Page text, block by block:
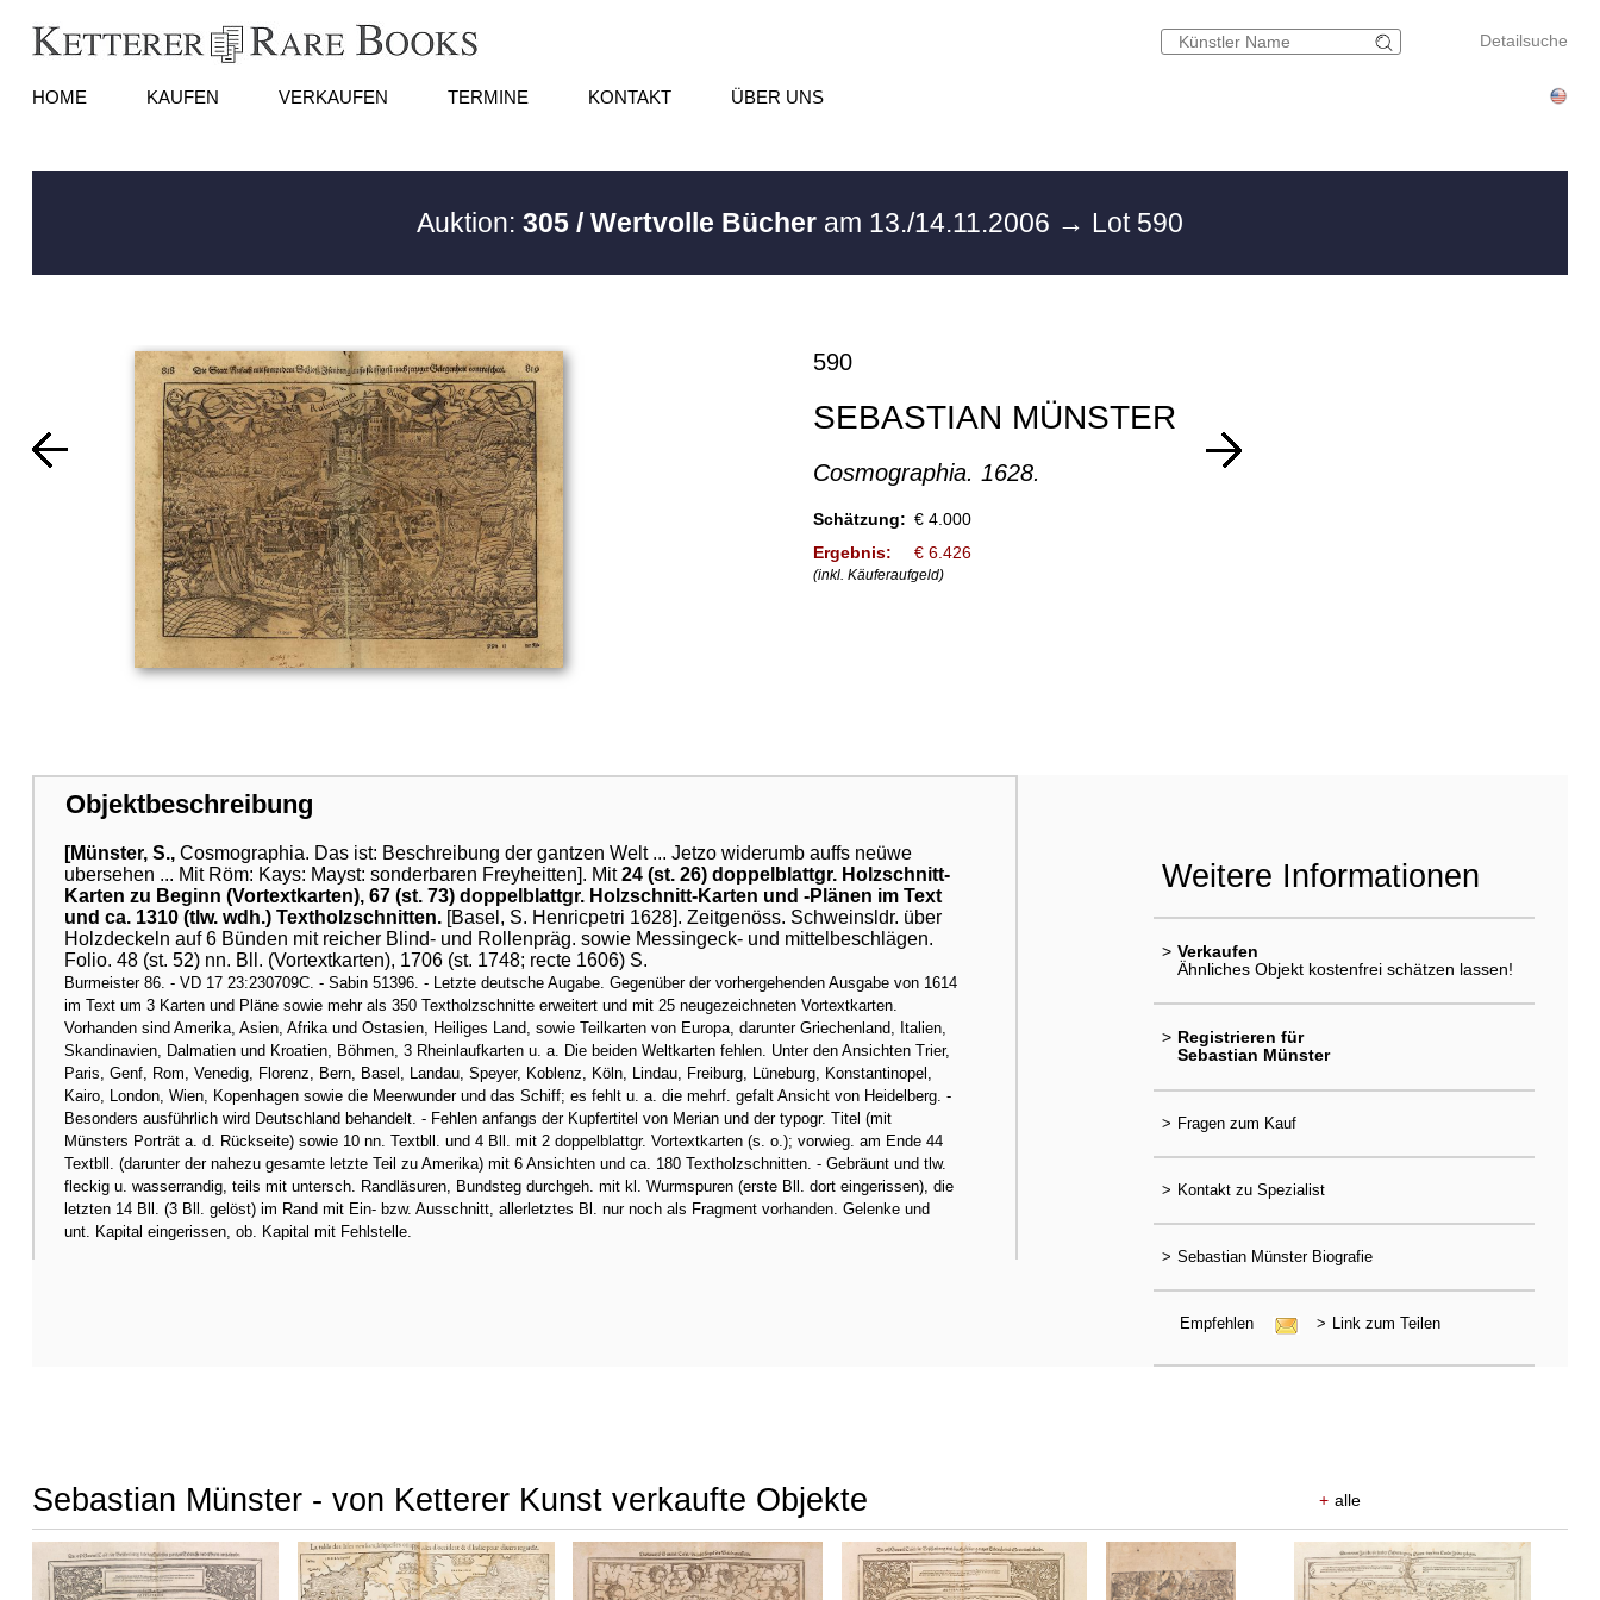
Detailsuche
HOME KAUFEN VERKAUFEN TERMINE KONTAKT ÜBER UNS
Auktion: 305 / Wertvolle Bücheram 13./14.11.2006 → Lot 590
590
SEBASTIAN MÜNSTER
Cosmographia. 1628.
Schätzung: € 4.000
Ergebnis:
€ 6.426
(inkl. Käuferaufgeld)
Objektbeschreibung
[Münster, S.,Cosmographia. Das ist: Beschreibung der gantzen Welt ... Jetzo widerumb auffs neüwe
ubersehen ... Mit Röm: Kays: Mayst: sonderbaren Freyheitten]. Mit24 (st. 26) doppelblattgr. Holzschnitt-
Karten zu Beginn (Vortextkarten), 67 (st. 73) doppelblattgr. Holzschnitt-Karten und -Plänen im Text
und ca. 1310 (tlw. wdh.) Textholzschnitten.[Basel, S. Henricpetri 1628]. Zeitgenöss. Schweinsldr. über
Holzdeckeln auf 6 Bünden mit reicher Blind- und Rollenpräg. sowie Messingeck- und mittelbeschlägen.
Folio. 48 (st. 52) nn. Bll. (Vortextkarten), 1706 (st. 1748; recte 1606) S.
Burmeister 86. - VD 17 23:230709C. - Sabin 51396. - Letzte deutsche Augabe. Gegenüber der vorhergehenden Ausgabe von 1614
im Text um 3 Karten und Pläne sowie mehr als 350 Textholzschnitte erweitert und mit 25 neugezeichneten Vortextkarten.
Vorhanden sind Amerika, Asien, Afrika und Ostasien, Heiliges Land, sowie Teilkarten von Europa, darunter Griechenland, Italien,
Skandinavien, Dalmatien und Kroatien, Böhmen, 3 Rheinlaufkarten u. a. Die beiden Weltkarten fehlen. Unter den Ansichten Trier,
Paris, Genf, Rom, Venedig, Florenz, Bern, Basel, Landau, Speyer, Koblenz, Köln, Lindau, Freiburg, Lüneburg, Konstantinopel,
Kairo, London, Wien, Kopenhagen sowie die Meerwunder und das Schiff; es fehlt u. a. die mehrf. gefalt Ansicht von Heidelberg. -
Besonders ausführlich wird Deutschland behandelt. - Fehlen anfangs der Kupfertitel von Merian und der typogr. Titel (mit
Münsters Porträt a. d. Rückseite) sowie 10 nn. Textbll. und 4 Bll. mit 2 doppelblattgr. Vortextkarten (s. o.); vorwieg. am Ende 44
Textbll. (darunter der nahezu gesamte letzte Teil zu Amerika) mit 6 Ansichten und ca. 180 Textholzschnitten. - Gebräunt und tlw.
fleckig u. wasserrandig, teils mit untersch. Randläsuren, Bundsteg durchgeh. mit kl. Wurmspuren (erste Bll. dort eingerissen), die
letzten 14 Bll. (3 Bll. gelöst) im Rand mit Ein- bzw. Ausschnitt, allerletztes Bl. nur noch als Fragment vorhanden. Gelenke und
unt. Kapital eingerissen, ob. Kapital mit Fehlstelle.
Weitere Informationen
> Verkaufen
Ähnliches Objekt kostenfrei schätzen lassen!
> Registrieren für
Sebastian Münster
> Fragen zum Kauf
> Kontakt zu Spezialist
> Sebastian Münster Biografie
Empfehlen > Link zum Teilen
Sebastian Münster - von Ketterer Kunst verkaufte Objekte + alle